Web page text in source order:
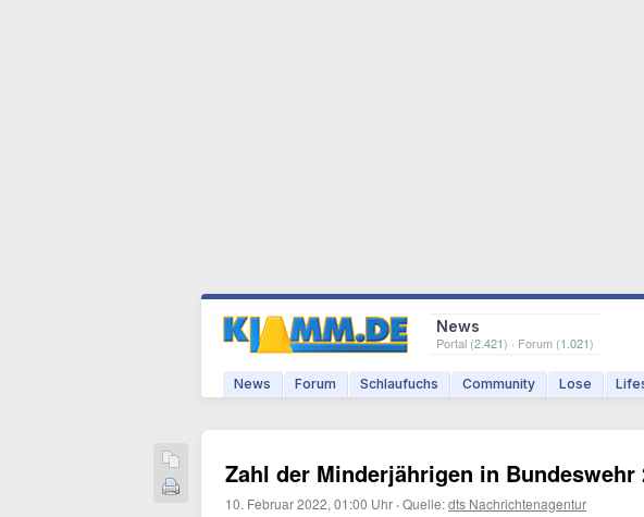
News
Portal (2.421) · Forum (1.021)
News Forum Schlaufuchs Community Lose
Zahl der Minderjährigen in Bundeswehr
10. Februar 2022, 01:00 Uhr ·Quelle:dts Nachrichtenagentur